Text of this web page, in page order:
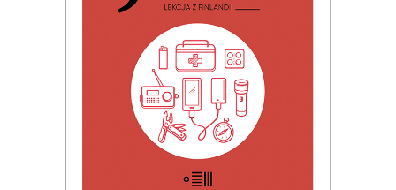
E-BOOK DO KOSZYKA
Premiera 19 czerwca 2026
49.99 zł 32.49
KSIĄŻKA DO KOSZYKA